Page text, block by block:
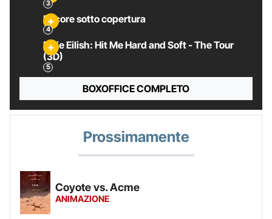
Pecore sotto copertura
Billie Eilish: Hit Me Hard and Soft - The Tour
(3D)
BOXOFFICE COMPLETO
Prossimamente
Coyote vs. Acme
ANIMAZIONE